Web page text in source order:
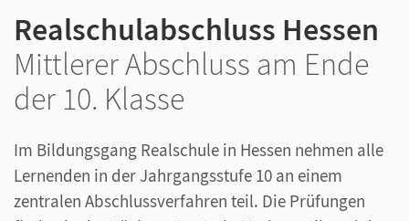
Realschulabschluss Hessen
Mittlerer Abschluss am Ende
der 10. Klasse
Im Bildungsgang Realschule in Hessen nehmen alle
Lernenden in der Jahrgangsstufe 10 an einem
zentralen Abschlussverfahren teil. Die Prüfungen